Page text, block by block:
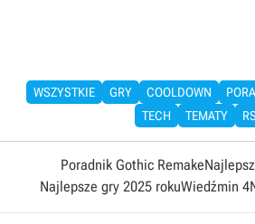
WSZYSTKIE GRY COOLDOWN
TECH
TEMATY
Poradnik Gothic Remake
Najlepsze gry 2025 rokuWiedźmin 4